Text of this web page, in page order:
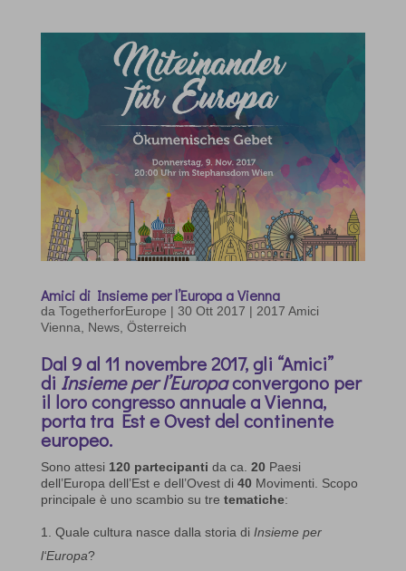
Amici di Insieme per l’Europa a Vienna
da TogetherforEurope | 30 Ott 2017 | 2017 Amici
Vienna, News, Österreich
Dal 9 al 11 novembre 2017, gli “Amici”
di Insieme per l’Europaconvergono per
il loro congresso annuale a Vienna,
porta tra Est e Ovest del continente
europeo.
Sono attesi 120 partecipanti da ca. 20 Paesi
dell’Europa dell’Est e dell’Ovest di 40 Movimenti. Scopo
principale è uno scambio su tre tematiche:
Quale cultura nasce dalla storia di Insieme per
l‘Europa?